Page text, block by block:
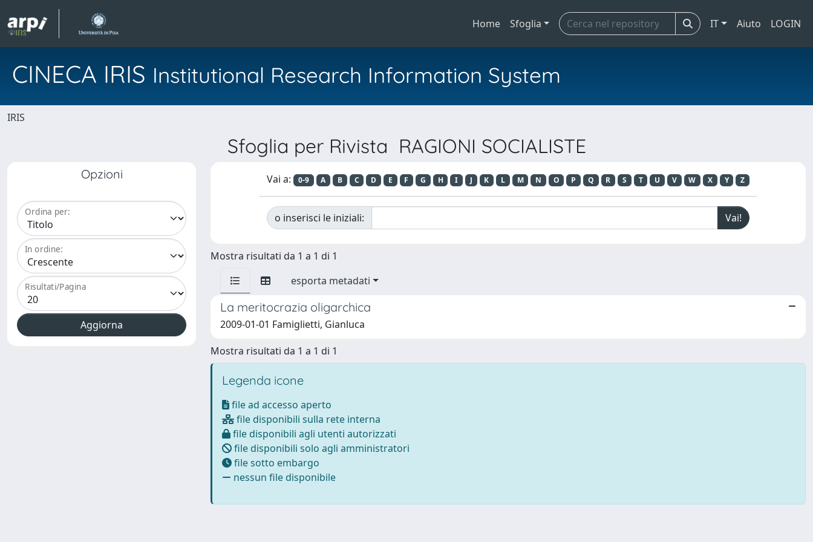
Home Sfoglia IT Aiuto LOGIN
CINECA IRIS Institutional Research Information System
IRIS
Sfoglia per Rivista RAGIONI SOCIALISTE
Opzioni
Ordina per:
In ordine:
Risultati/Pagina
Vai a: 0-9 A B C D E F G H I J K L M N O P Q R S T U V W X Y Z
o inserisci le iniziali:
Mostra risultati da 1 a 1 di 1
esporta metadati
La meritocrazia oligarchica
2009-01-01 Famiglietti, Gianluca
Mostra risultati da 1 a 1 di 1
Legenda icone
file ad accesso aperto
file disponibili sulla rete interna
file disponibili agli utenti autorizzati
file disponibili solo agli amministratori
file sotto embargo
nessun file disponibile